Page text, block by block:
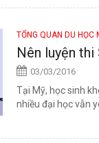
TỔNG QUAN DU HỌC
Nên luyện thi
03/03/2016
Tại Mỹ, học sinh
nhiều đại học vẫn